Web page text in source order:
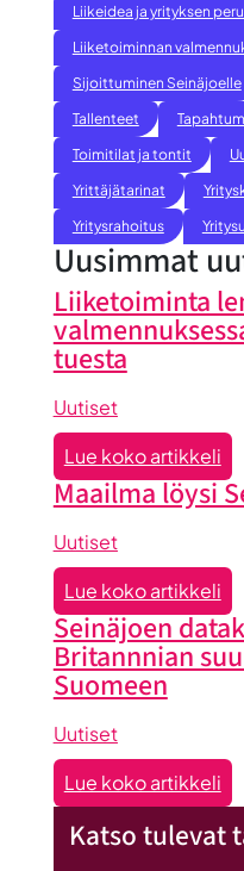
Liikeidea ja yrityksen
Liiketoiminnan
Sijoittuminen Seinäjoelle
Tallenteet
Toimitilat ja tontit
Yrittäjätarinat
Yritysrahoitus
Uusimmat
Liiketoiminta
tuesta
Uutiset
Lue koko artikkeli:
Maailma löysi
Uutiset
Lue koko artikkeli:
Seinäjoen
Britannnian
Suomeen
Uutiset
Lue koko artikkeli:
Katso tulevat